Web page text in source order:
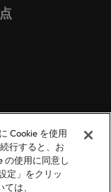
Reserved.
Cookie を使用
行すると、お
の使用に同意し
定」をクリッ
は、